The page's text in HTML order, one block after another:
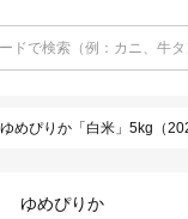
めぴりか「白米」5kg（
ゆめぴりか